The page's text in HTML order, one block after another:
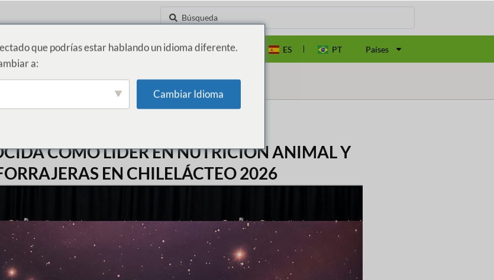
EN ES PT Países
Y NUEVOS NEGOCIOS NOTICIAS CONTÁCTANOS
COMO LÍDER EN NUTRICIÓN ANIMAL Y
EN CHILELÁCTEO 2026
que podrías estar hablando un idioma diferente.
a:
Cambiar Idioma